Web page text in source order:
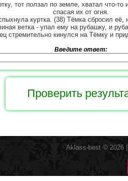
тот ползал по земле, хватал что-
спасая их от огня.
куртка. (38) Тёмка сбросил её,
ветка - упал ему на рубашку, и
стремительно кинулся на Тёмку и
Введите ответ:
Aklass-best © 2026